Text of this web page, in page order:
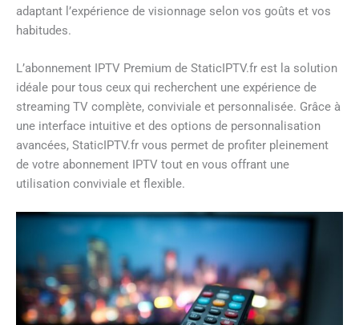
adaptant l’expérience de visionnage selon vos goûts et vos
habitudes.
L’abonnement IPTV Premium de StaticIPTV.fr est la solution
idéale pour tous ceux qui recherchent une expérience de
streaming TV complète, conviviale et personnalisée. Grâce à
une interface intuitive et des options de personnalisation
avancées, StaticIPTV.fr vous permet de profiter pleinement
de votre abonnement IPTV tout en vous offrant une
utilisation conviviale et flexible.